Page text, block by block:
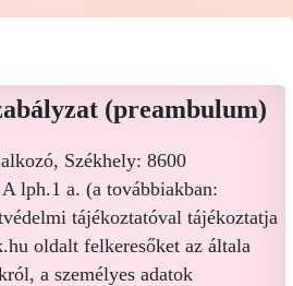
(preambulum)
Székhely: 8600
lph.1 a. (a továbbiakban:
tájékoztatóval tájékoztatja
oldalt felkeresőket az általa
a személyes adatok